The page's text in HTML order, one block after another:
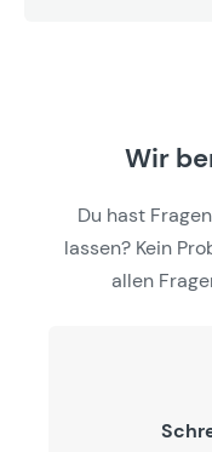
Wir
Du hast
lassen? Kein
allen